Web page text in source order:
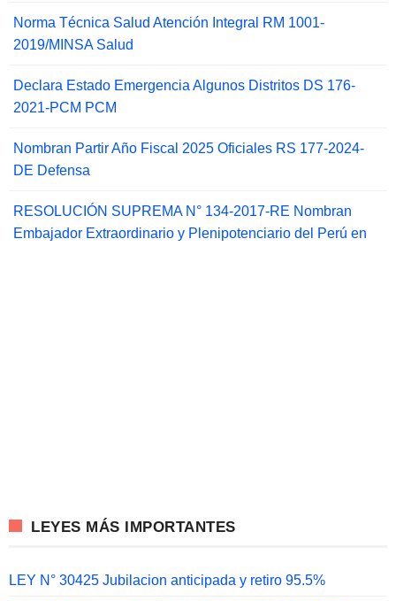
Norma Técnica Salud Atención Integral RM 1001-
2019/MINSA Salud
Declara Estado Emergencia Algunos Distritos DS 176-
2021-PCM PCM
Nombran Partir Año Fiscal 2025 Oficiales RS 177-2024-
DE Defensa
RESOLUCIÓN SUPREMA N° 134-2017-RE Nombran
Embajador Extraordinario y Plenipotenciario del Perú en
LEYES MÁS IMPORTANTES
LEY N° 30425 Jubilacion anticipada y retiro 95.5%